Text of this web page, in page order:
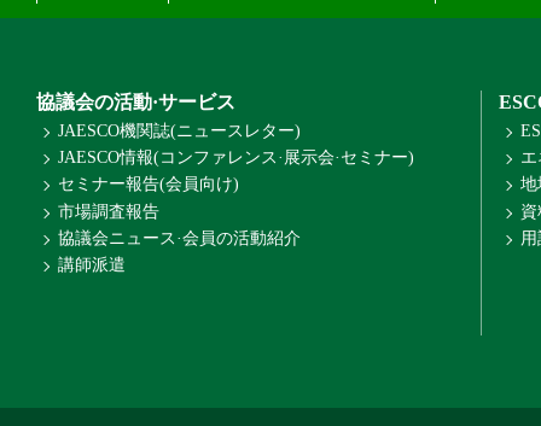
協議会の活動·サービス
JAESCO機関誌(ニュースレター)
JAESCO情報(コンファレンス·展示会·セミナー)
セミナー報告(会員向け)
市場調査報告
協議会ニュース·会員の活動紹介
講師派遣
地